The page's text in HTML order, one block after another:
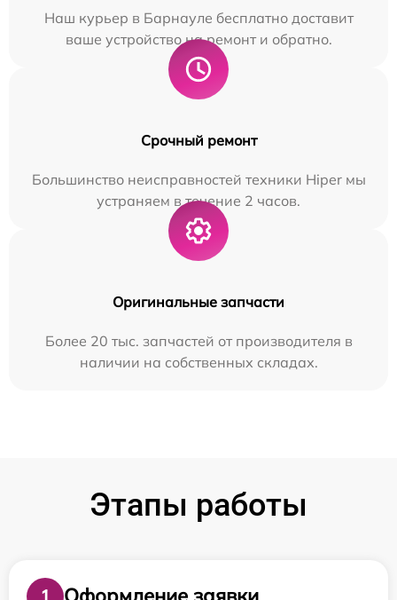
Наш курьер в Барнауле бесплатно доставит
ваше устройство на ремонт и обратно.
Срочный ремонт
Большинство неисправностей техники Hiper мы
устраняем в течение 2 часов.
Оригинальные запчасти
Более 20 тыс. запчастей от производителя в
наличии на собственных складах.
Этапы работы